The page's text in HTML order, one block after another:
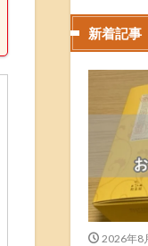
新着記事
2026年8